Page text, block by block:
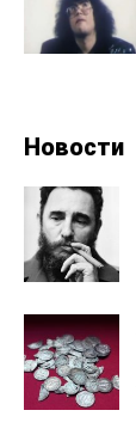
Новости